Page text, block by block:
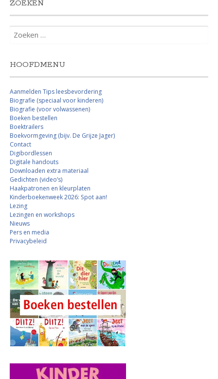
ZOEKEN
naar:
HOOFDMENU
Aanmelden Tips leesbevordering
Biografie (speciaal voor kinderen)
Biografie (voor volwassenen)
Boeken bestellen
Boektrailers
Boekvormgeving (bijv. De Grijze Jager)
Contact
Digibordlessen
Digitale handouts
Downloaden extra materiaal
Gedichten (video’s)
Haakpatronen en kleurplaten
Kinderboekenweek 2026: Spot aan!
Lezing
Lezingen en workshops
Nieuws
Pers en media
Privacybeleid